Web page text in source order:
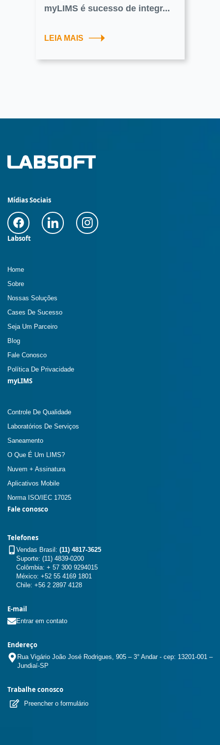
myLIMS é sucesso de integr...
LEIA MAIS
Mídias Sociais
Labsoft
Home
Sobre
Nossas Soluções
Cases De Sucesso
Seja Um Parceiro
Blog
Fale Conosco
Política De Privacidade
myLIMS
Controle De Qualidade
Laboratórios De Serviços
Saneamento
O Que É Um LIMS?
Nuvem + Assinatura
Aplicativos Mobile
Norma ISO/IEC 17025
Fale conosco
Telefones
Vendas Brasil: (11) 4817-3625
Suporte: (11) 4839-0200
Colômbia: + 57 300 9294015
México: +52 55 4169 1801
Chile: +56 2 2897 4128
E-mail
Entrar em contato
Endereço
Rua Vigário João José Rodrigues, 905 – 3° Andar - cep: 13201-001 –
Jundiaí-SP
Trabalhe conosco
Preencher o formulário